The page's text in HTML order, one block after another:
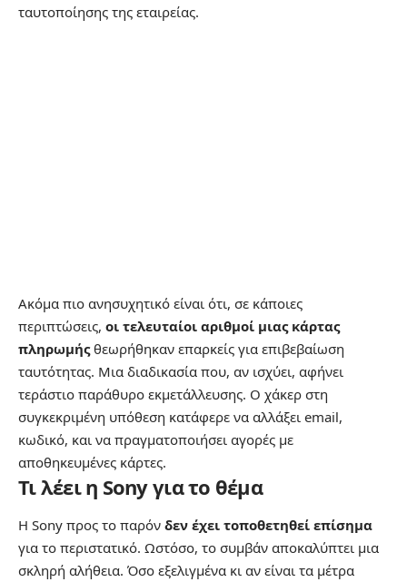
ταυτοποίησης της εταιρείας.
Ακόμα πιο ανησυχητικό είναι ότι, σε κάποιες
περιπτώσεις, οι τελευταίοι αριθμοί μιας κάρτας
πληρωμήςθεωρήθηκαν επαρκείς για επιβεβαίωση
ταυτότητας. Μια διαδικασία που, αν ισχύει, αφήνει
τεράστιο παράθυρο εκμετάλλευσης. Ο χάκερ στη
συγκεκριμένη υπόθεση κατάφερε να αλλάξει email,
κωδικό, και να πραγματοποιήσει αγορές με
αποθηκευμένες κάρτες.
Τι λέει η Sony για το θέμα
Η Sony προς το παρόν δεν έχει τοποθετηθεί επίσημα
για το περιστατικό. Ωστόσο, το συμβάν αποκαλύπτει μια
σκληρή αλήθεια. Όσο εξελιγμένα κι αν είναι τα μέτρα